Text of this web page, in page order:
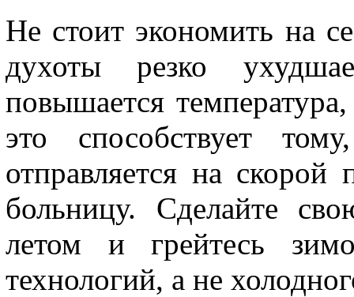
Не стоит экономить на
духоты резко
повышается
это способствует
отправляется на
больницу. Сделайте
летом и грейтесь
технологий, а не